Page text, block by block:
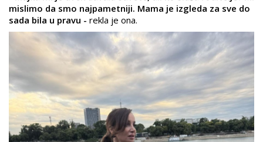
mislimo da smo najpametniji. Mama je izgleda za sve do
sada bila u pravu - rekla je ona.